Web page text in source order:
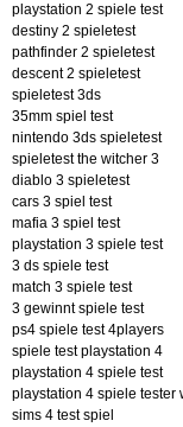
playstation 2 spiele test
destiny 2 spieletest
pathfinder 2 spieletest
descent 2 spieletest
spieletest 3ds
35mm spiel test
nintendo 3ds spieletest
spieletest the witcher 3
diablo 3 spieletest
cars 3 spiel test
mafia 3 spiel test
playstation 3 spiele test
3 ds spiele test
match 3 spiele test
3 gewinnt spiele test
ps4 spiele test 4players
spiele test playstation 4
playstation 4 spiele test
playstation 4 spiele tester
sims 4 test spiel